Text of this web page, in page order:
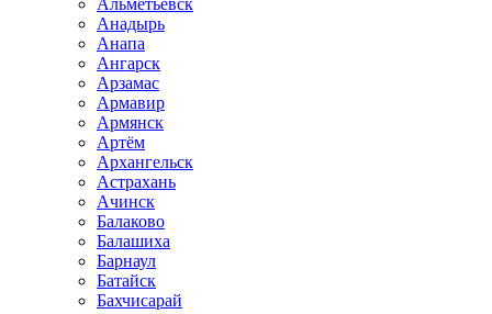
Альметьевск
Анадырь
Анапа
Ангарск
Арзамас
Армавир
Армянск
Артём
Архангельск
Астрахань
Ачинск
Балаково
Балашиха
Барнаул
Батайск
Бахчисарай